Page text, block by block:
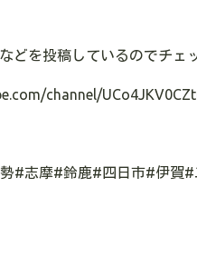
どを投稿しているのでチェ
channel/
#志摩#鈴鹿#四日市#伊賀